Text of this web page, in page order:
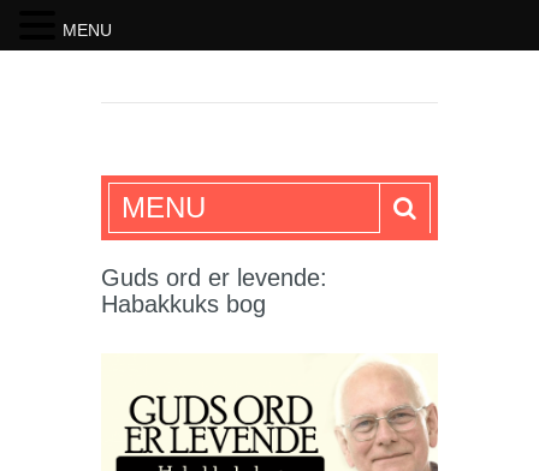
SKRIFTEN
MENU
Guds ord er levende:
Habakkuks bog
MENU